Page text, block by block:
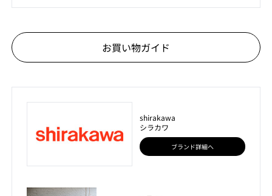
お買い物ガイド
shirakawa
シラカワ
ブランド詳細へ